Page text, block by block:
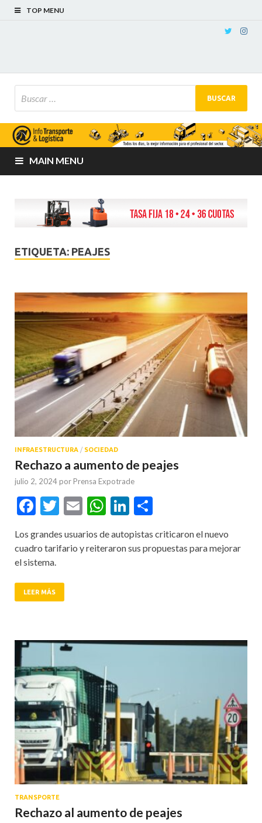
TOP MENU
MAIN MENU
ETIQUETA: PEAJES
INFRAESTRUCTURA / SOCIEDAD
Rechazo a aumento de peajes
julio 2, 2024 por Prensa Expotrade
Facebook
Twitter
EmailWhatsApp
LinkedIn
Los grandes usuarios de autopistas criticaron el nuevo
cuadro tarifario y reiteraron sus propuestas para mejorar
el sistema.
LEER MÁS
TRANSPORTE
Rechazo al aumento de peajes